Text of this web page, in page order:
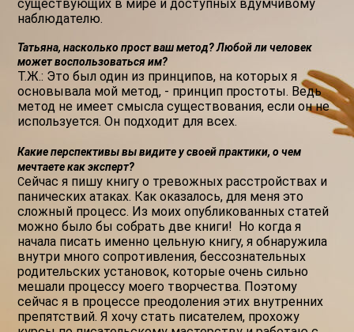
существующих в мире и доступных вдумчивому
наблюдателю.
Татьяна, насколько прост ваш метод? Любой ли человек
может воспользоваться им?
Т.Ж.: Это был один из принципов, на которых я
основывала мой метод, - принцип простоты. Ведь
метод не имеет смысла существования, если он не
используется. Он подходит для всех.
Какие перспективы вы видите у своей практики, о чем
мечтаете как эксперт?
Сейчас я пишу книгу о тревожных расстройствах и
панических атаках. Как оказалось, для меня это
сложный процесс. Из моих опубликованных статей
можно было бы собрать две книги! Но когда я
начала писать именно цельную книгу, я обнаружила
внутри много сопротивления, бессознательных
родительских установок, которые очень сильно
мешали процессу моего творчества. Поэтому
сейчас я в процессе преодоления этих внутренних
препятствий. Я хочу стать писателем, прохожу